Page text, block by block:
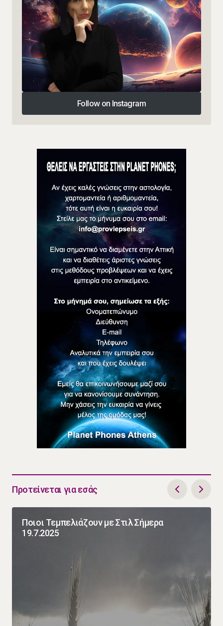
Follow on Instagram
Follow on Instagram
Προτείνεται για εσάς
Ποιοι Τεμπελιάζουν με Στιλ Σήμερα
19.7.2025